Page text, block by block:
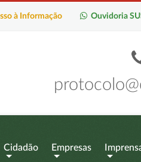
Ouvidoria
à Informação
Cidadão Empresas